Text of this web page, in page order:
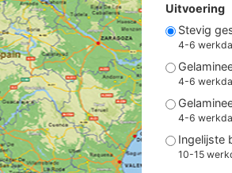
Uitvoering
Stevig
4-6
4-6
4-6
Ingelijste
10-15